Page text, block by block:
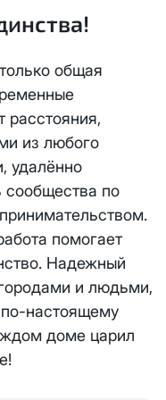
общая
расстояния,
из любого
удалённо
сообщества по
помогает
Надежный
и людьми,
настоящему
доме царил
данных
обработки
данныхв
обработки
данных
обработки
один раз
каждое
IP адреса с
списывается